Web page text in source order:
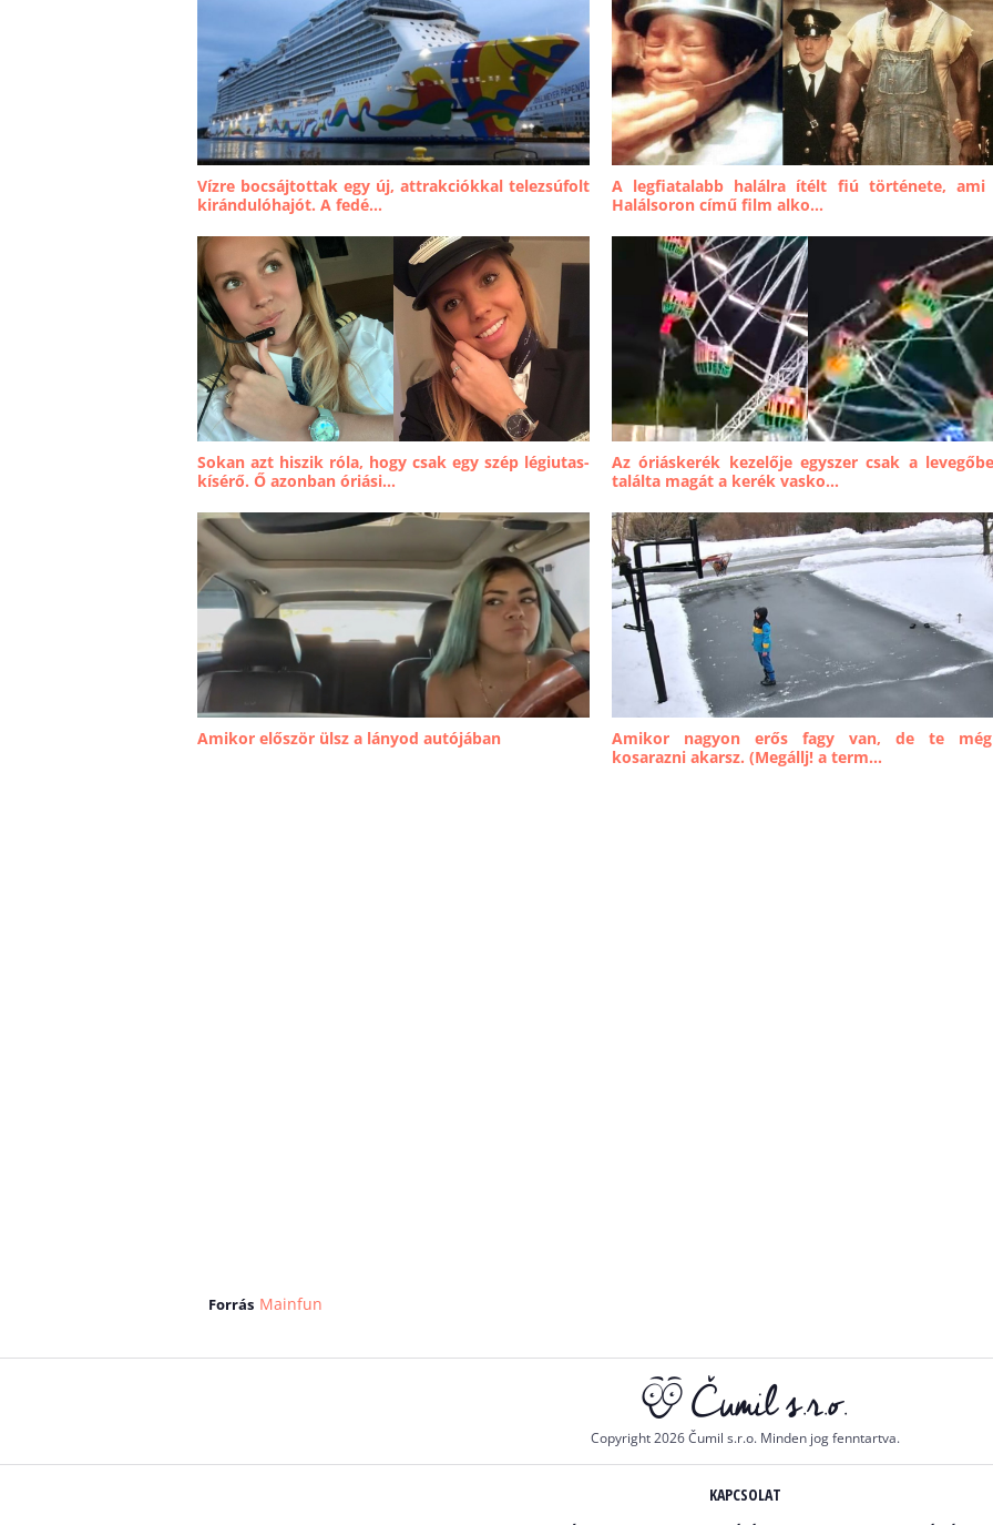
Vízre bocsájtottak egy új, attrakciókkal telezsúfolt
kirándulóhajót. A fedé...
A legfiatalabb halálra ítélt fiú története, ami
Halálsoron című film alko...
Sokan azt hiszik róla, hogy csak egy szép légiutas-
kísérő. Ő azonban óriási...
Az óriáskerék kezelője egyszer csak a
találta magát a kerék vasko...
Amikor először ülsz a lányod autójában
Amikor nagyon erős fagy van, de te
kosarazni akarsz. (Megállj! a term...
Forrás Mainfun
Copyright 2026 Čumil s.r.o. Minden jog fenntartva.
KAPCSOLAT